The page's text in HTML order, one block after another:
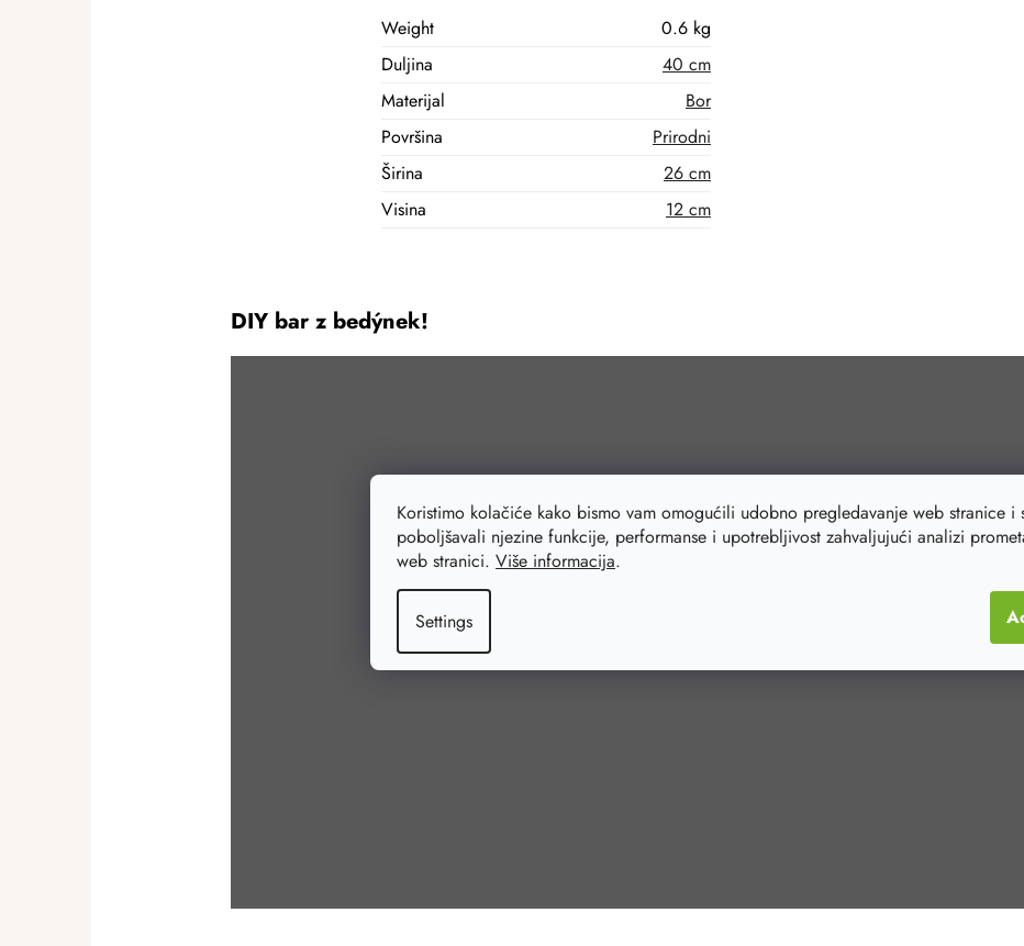
Koristimo kolačiće kako bismo vam omogućili udobno pregledavanje web stranice i
poboljšavali njezine funkcije, performanse i upotrebljivost zahvaljujući analizi
web stranici. Više informacija.
Settings
Weight
0.6 kg
Duljina
40 cm
Materijal
Bor
Površina
Prirodni
Širina
26 cm
Visina
12 cm
DIY bar z bedýnek!